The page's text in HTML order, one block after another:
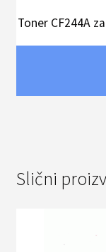
Toner CF244A
Slični